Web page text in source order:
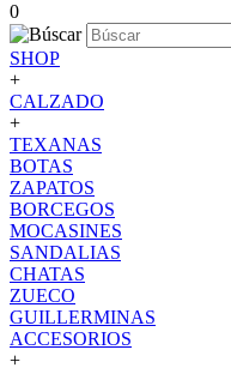
0
SHOP
+
CALZADO
+
TEXANAS
BOTAS
ZAPATOS
BORCEGOS
MOCASINES
SANDALIAS
CHATAS
ZUECO
GUILLERMINAS
ACCESORIOS
+